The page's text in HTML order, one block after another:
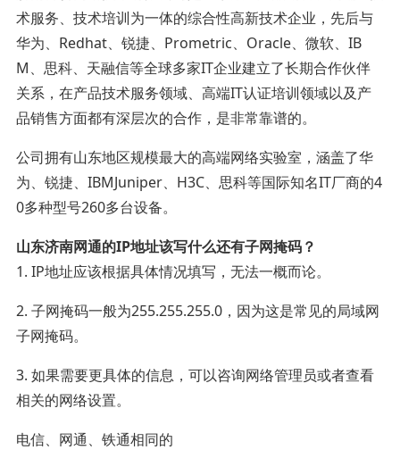
术服务、技术培训为一体的综合性高新技术企业，先后与
华为、Redhat、锐捷、Prometric、Oracle、微软、IB
M、思科、天融信等全球多家IT企业建立了长期合作伙伴
关系，在产品技术服务领域、高端IT认证培训领域以及产
品销售方面都有深层次的合作，是非常靠谱的。
公司拥有山东地区规模最大的高端网络实验室，涵盖了华
为、锐捷、IBMJuniper、H3C、思科等国际知名IT厂商的4
0多种型号260多台设备。
山东济南网通的IP地址该写什么还有子网掩码？
1. IP地址应该根据具体情况填写，无法一概而论。
2. 子网掩码一般为255.255.255.0，因为这是常见的局域网
子网掩码。
3. 如果需要更具体的信息，可以咨询网络管理员或者查看
相关的网络设置。
电信、网通、铁通相同的